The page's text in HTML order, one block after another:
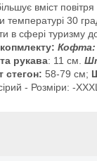
вміст
температурі 30
в сфері туризму
Кофта:
рукава: 11 см.
стегон: 58-79 см;
- Розміри: -